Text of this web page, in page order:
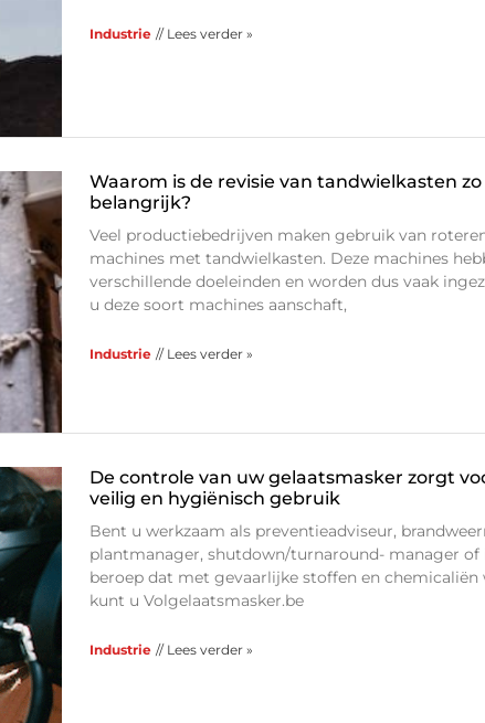
Industrie // Lees verder »
Waarom is de revisie van tandwielkasten zo
belangrijk?
Veel productiebedrijven maken gebruik van
machines met tandwielkasten. Deze machines
verschillende doeleinden en worden dus vaak
u deze soort machines aanschaft,
Industrie // Lees verder »
De controle van uw gelaatsmasker zorgt
veilig en hygiënisch gebruik
Bent u werkzaam als preventieadviseur,
plantmanager, shutdown/turnaround- manager of
beroep dat met gevaarlijke stoffen en chemicaliën
kunt u Volgelaatsmasker.be
Industrie // Lees verder »